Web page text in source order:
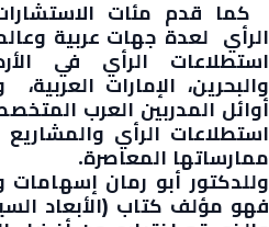
كما قدم مئات
الرأي لعدة جهات عربية
استطلاعات الرأي في
والبحرين، الإمارات
أوائل المدربين العرب
استطلاعات الرأي والمشاريع
ممارساتها المعاصرة.
وللدكتور أبو رمان إسهامات
فهو مؤلف كتاب (الأبعاد